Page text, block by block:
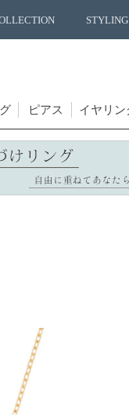
STYLING
ピアス イヤリン